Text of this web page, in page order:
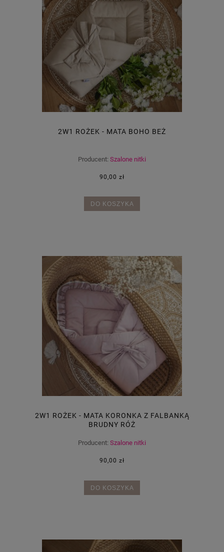
2W1 ROŻEK - MATA BOHO BEŻ
Producent: Szalone nitki
90,00 zł
DO KOSZYKA
2W1 ROŻEK - MATA KORONKA Z FALBANKĄ
BRUDNY RÓŻ
Producent: Szalone nitki
90,00 zł
DO KOSZYKA